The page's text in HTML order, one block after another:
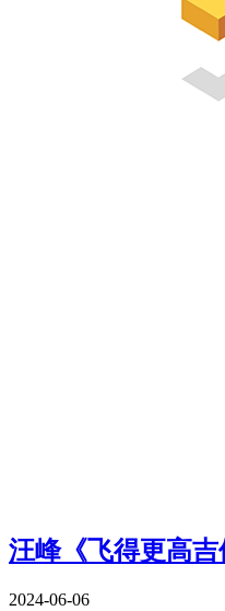
汪峰《飞得更高
2024-06-06